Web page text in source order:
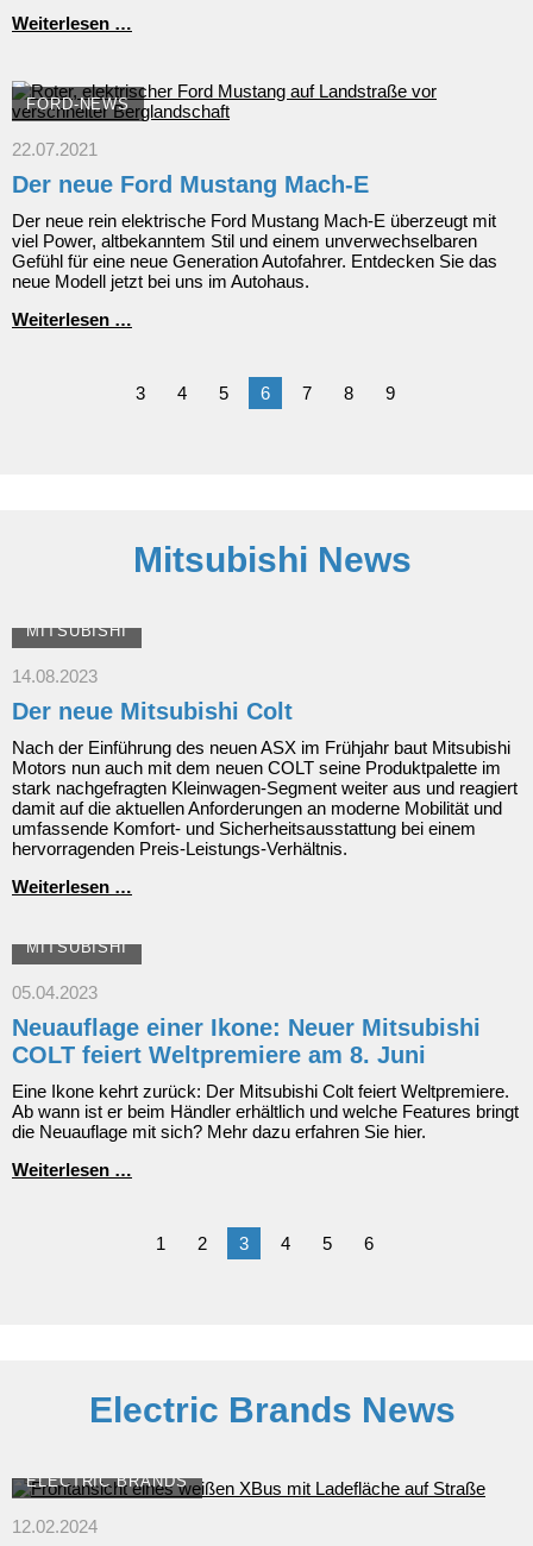
Weiterlesen …
Design-
Sieger
seiner
Wahl
"Familienauto
des
Jahres"
2021
FORD-NEWS
22.07.2021
Der neue Ford Mustang Mach-E
Der neue rein elektrische Ford Mustang Mach-E überzeugt mit
viel Power, altbekanntem Stil und einem unverwechselbaren
Gefühl für eine neue Generation Autofahrer. Entdecken Sie das
neue Modell jetzt bei uns im Autohaus.
Weiterlesen …
Mach-
3 4 5 6 7 8 9
Mitsubishi News
MITSUBISHI
14.08.2023
Der neue Mitsubishi Colt
Nach der Einführung des neuen ASX im Frühjahr baut Mitsubishi
Motors nun auch mit dem neuen COLT seine Produktpalette im
stark nachgefragten Kleinwagen-Segment weiter aus und reagiert
damit auf die aktuellen Anforderungen an moderne Mobilität und
umfassende Komfort- und Sicherheitsausstattung bei einem
hervorragenden Preis-Leistungs-Verhältnis.
Weiterlesen …
Colt
MITSUBISHI
05.04.2023
Neuauflage einer Ikone: Neuer Mitsubishi
COLT feiert Weltpremiere am 8. Juni
Eine Ikone kehrt zurück: Der Mitsubishi Colt feiert Weltpremiere.
Ab wann ist er beim Händler erhältlich und welche Features bringt
die Neuauflage mit sich? Mehr dazu erfahren Sie hier.
Weiterlesen …
Mitsubishi
1 2 3 4 5 6
Electric Brands News
ELECTRIC BRANDS
12.02.2024